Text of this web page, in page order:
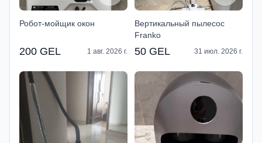
Робот-мойщик окон
200 GEL 1 авг. 2026 г.
Вертикальный пылесос
Franko
50 GEL 31 июл. 2026 г.